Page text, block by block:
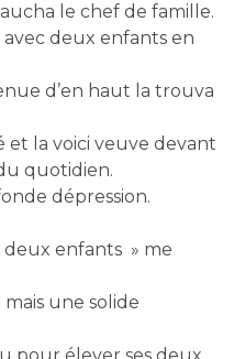
le chef de famille.
deux enfants en
d’en haut la trouva
et la voici veuve devant
quotidien.
dépression.
deux enfants » me
mais une solide